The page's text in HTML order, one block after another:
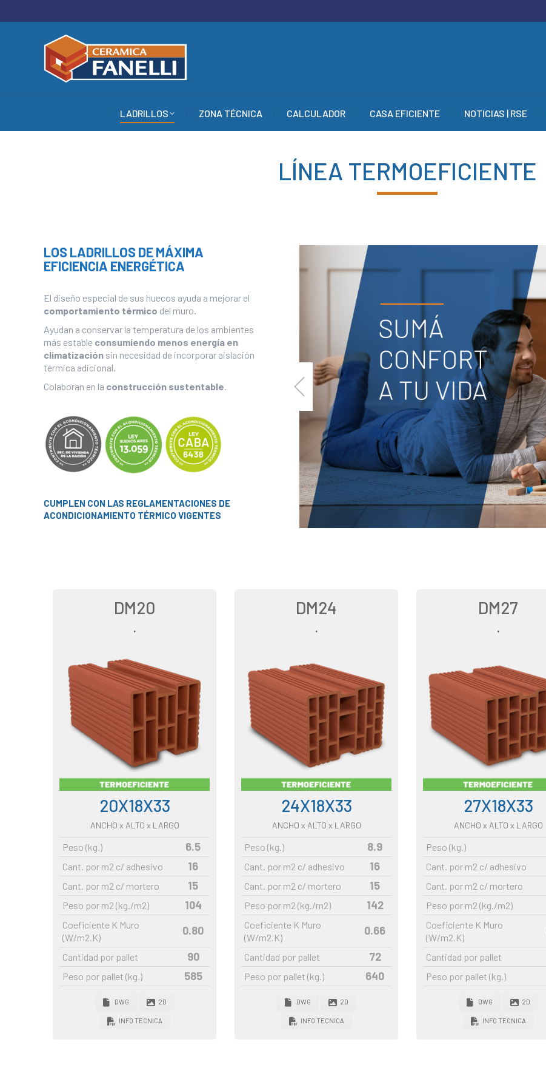
LADRILLOS ZONA TÉCNICA CALCULADOR CASA EFICIENTE NOTICIAS | RSE
LÍNEA TERMOEFICIENTE
LOS LADRILLOS DE MÁXIMA
EFICIENCIA ENERGÉTICA
El diseño especial de sus huecos ayuda a mejorar el
comportamiento térmico del muro.
Ayudan a conservar la temperatura de los ambientes
más estable consumiendo menos energía en
climatización sin necesidad de incorporar aislación
térmica adicional.
Colaboran en la construcción sustentable
CUMPLEN CON LAS REGLAMENTACIONES DE
ACONDICIONAMIENTO TÉRMICO VIGENTES
DM20
.
20X18X33
ANCHO x ALTO x LARGO
Peso (kg.) 6.5
Cant. por m2 c/ adhesivo 16
Cant. por m2 c/ mortero 15
Peso por m2 (kg./m2) 104
Coeficiente K Muro
(W/m2.K)
0.80
Cantidad por pallet 90
Peso por pallet (kg.) 585
DWG 2D
INFO TECNICA
DM24
.
24X18X33
ANCHO x ALTO x LARGO
Peso (kg.) 8.9
Cant. por m2 c/ adhesivo 16
Cant. por m2 c/ mortero 15
Peso por m2 (kg./m2) 142
Coeficiente K Muro
(W/m2.K)
0.66
Cantidad por pallet 72
Peso por pallet (kg.) 640
DWG 2D
INFO TECNICA
DM27
.
27X18X33
ANCHO x ALTO x LARGO
Peso (kg.)
Cant. por m2 c/ adhesivo
Cant. por m2 c/ mortero
Peso por m2 (kg./m2)
Coeficiente K Muro
(W/m2.K)
Cantidad por pallet
Peso por pallet (kg.)
DWG 2D
INFO TECNICA